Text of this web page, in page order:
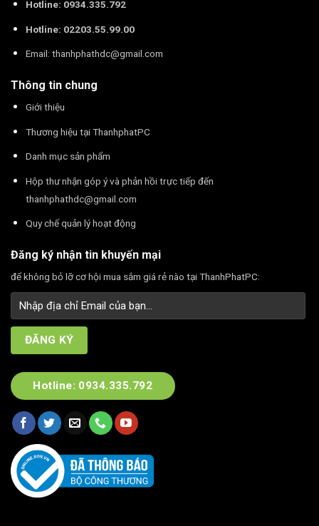
Hotline: 0934.335.792
Hotline: 02203.55.99.00
Email: thanhphathdc@gmail.com
Thông tin chung
Giới thiệu
Thương hiệu tại ThanhphatPC
Danh mục sản phẩm
Hộp thư nhận góp ý và phản hồi trực tiếp đến
thanhphathdc@gmail.com
Quy chế quản lý hoạt động
Đăng ký nhận tin khuyến mại
để không bỏ lỡ cơ hội mua sắm giá rẻ nào tại ThanhPhatPC:
Hotline: 0934.335.792